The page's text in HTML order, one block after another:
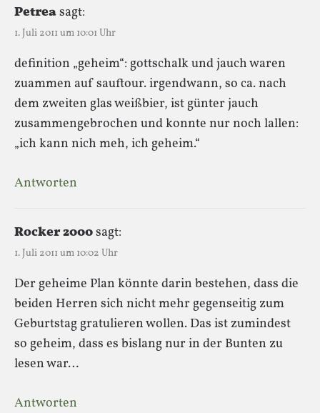
Petreasagt:
1. Juli 2011 um 10:01 Uhr
definition „geheim“: gottschalk und jauch waren
zuammen auf sauftour. irgendwann, so ca. nach
dem zweiten glas weißbier, ist günter jauch
zusammengebrochen und konnte nur noch lallen:
„ich kann nich meh, ich geheim.“
Antworten
Rocker 2000sagt:
1. Juli 2011 um 10:02 Uhr
Der geheime Plan könnte darin bestehen, dass die
beiden Herren sich nicht mehr gegenseitig zum
Geburtstag gratulieren wollen. Das ist zumindest
so geheim, dass es bislang nur in der Bunten zu
lesen war…
Antworten